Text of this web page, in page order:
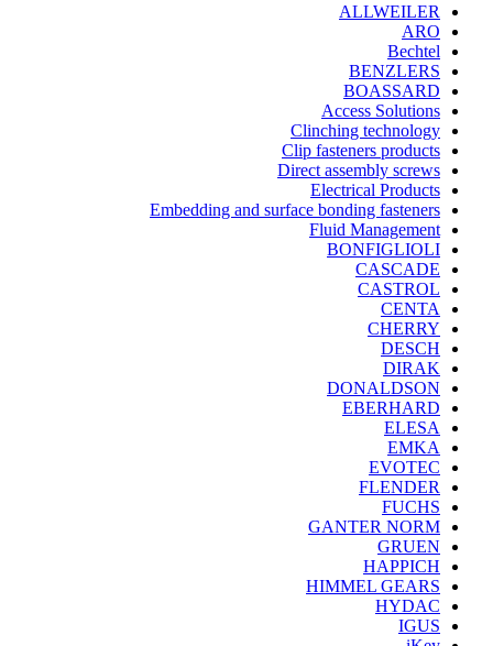
ALLWEILER
ARO
Bechtel
BENZLERS
BOASSARD
Access Solutions
Clinching technology
Clip fasteners products
Direct assembly screws
Electrical Products
Embedding and surface bonding fasteners
Fluid Management
BONFIGLIOLI
CASCADE
CASTROL
CENTA
CHERRY
DESCH
DIRAK
DONALDSON
EBERHARD
ELESA
EMKA
EVOTEC
FLENDER
FUCHS
GANTER NORM
GRUEN
HAPPICH
HIMMEL GEARS
HYDAC
IGUS